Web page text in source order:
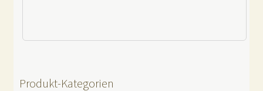
Produkt-Kategorien